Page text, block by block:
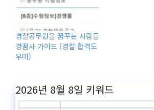
경찰공무원을 꿈꾸는 사람들
경꿈사 가이드 (경찰 합격도
우미)
2026년 8월 8일 키워드